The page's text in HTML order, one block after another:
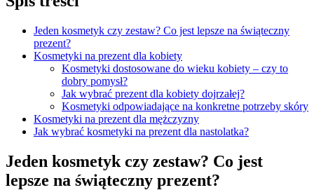
Jeden kosmetyk czy zestaw? Co jest lepsze na świąteczny
prezent?
Kosmetyki na prezent dla kobiety
Kosmetyki dostosowane do wieku kobiety – czy to
dobry pomysł?
Jak wybrać prezent dla kobiety dojrzałej?
Kosmetyki odpowiadające na konkretne potrzeby skóry
Kosmetyki na prezent dla mężczyzny
Jak wybrać kosmetyki na prezent dla nastolatka?
Jeden kosmetyk czy zestaw? Co jest
lepsze na świąteczny prezent?